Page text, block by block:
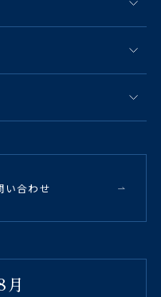
い合わせ